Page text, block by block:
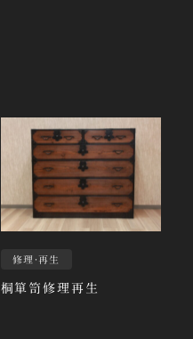
修理・再生
桐箪笥修理再生